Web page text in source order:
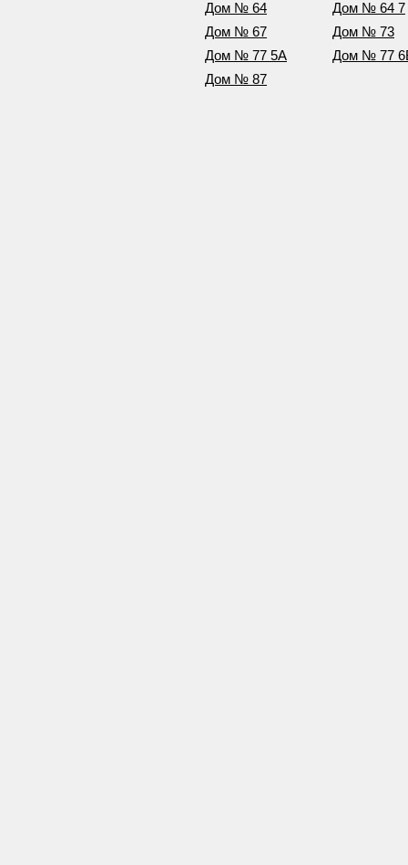
Дом № 64
Дом № 64 7
Дом № 67
Дом № 73
Дом № 77 5А
Дом № 77
Дом № 87